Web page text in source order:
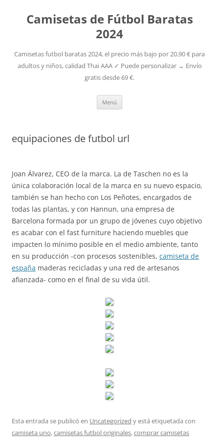
Camisetas de Fútbol Baratas
2024
Camisetas futbol baratas 2024, el precio más bajo por 20,90 € para
adultos y niños, calidad Thai AAA ✓ Puede personalizar → Envío
gratis desde 69 €.
Menú
equipaciones de futbol url
Joan Álvarez, CEO de la marca. La de Taschen no es la
única colaboración local de la marca en su nuevo espacio,
también se han hecho con Los Peñotes, encargados de
todas las plantas, y con Hannun, una empresa de
Barcelona formada por un grupo de jóvenes cuyo objetivo
es acabar con el fast furniture haciendo muebles que
impacten lo mínimo posible en el medio ambiente, tanto
en su producción -con procesos sostenibles, camiseta de
españa maderas recicladas y una red de artesanos
afianzada- como en el final de su vida útil.
Esta entrada se publicó en Uncategorized y está etiquetada con
camiseta uno,camisetas futbol originales,comprar camisetas